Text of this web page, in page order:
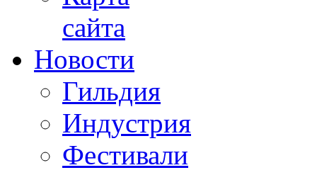
сайта
Новости
Гильдия
Индустрия
Фестивали